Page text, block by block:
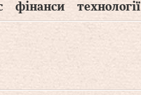
фінанси технології